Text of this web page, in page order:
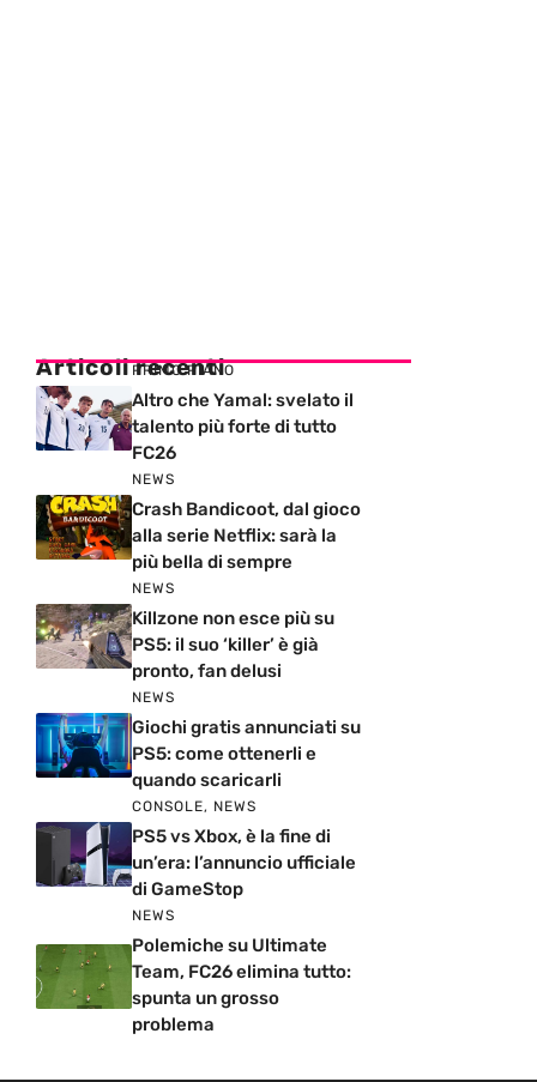
Articoli recenti
PRIMO PIANO
Altro che Yamal: svelato il
talento più forte di tutto
FC26
NEWS
Crash Bandicoot, dal gioco
alla serie Netflix: sarà la
più bella di sempre
NEWS
Killzone non esce più su
PS5: il suo ‘killer’ è già
pronto, fan delusi
NEWS
Giochi gratis annunciati su
PS5: come ottenerli e
quando scaricarli
CONSOLE, NEWS
PS5 vs Xbox, è la fine di
un’era: l’annuncio ufficiale
di GameStop
NEWS
Polemiche su Ultimate
Team, FC26 elimina tutto:
spunta un grosso
problema